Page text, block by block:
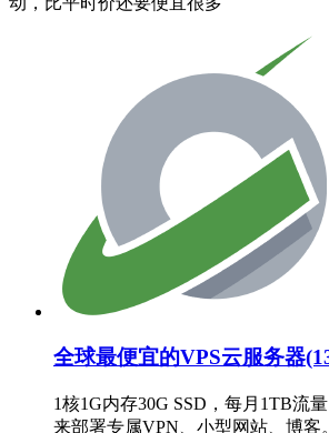
全球最便宜的VPS云服务器
1核1G内存30G SSD，每月1TB流
来部署专属VPN、小型网站、博客。